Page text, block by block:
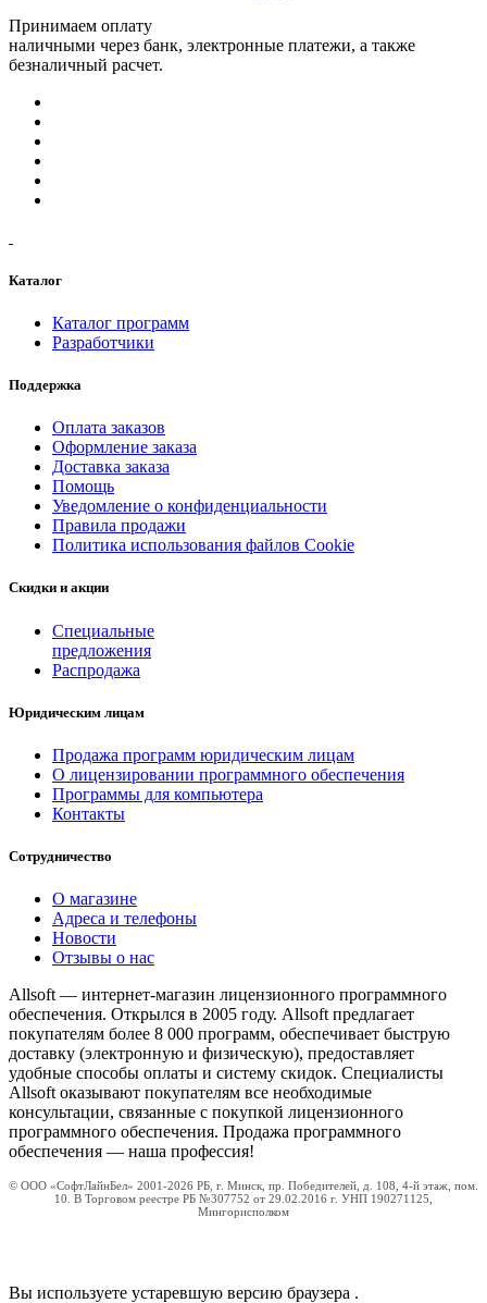
Принимаем оплату
наличными через банк, электронные платежи, а также
безналичный расчет.
Каталог
Каталог программ
Разработчики
Поддержка
Оплата заказов
Оформление заказа
Доставка заказа
Помощь
Уведомление о конфиденциальности
Правила продажи
Политика использования файлов Cookie
Скидки и акции
Специальные
предложения
Распродажа
Юридическим лицам
Продажа программ юридическим лицам
О лицензировании программного обеспечения
Программы для компьютера
Контакты
Сотрудничество
О магазине
Адреса и телефоны
Новости
Отзывы о нас
Allsoft — интернет-магазин лицензионного программного
обеспечения. Открылся в 2005 году. Allsoft предлагает
покупателям более 8 000 программ, обеспечивает быструю
доставку (электронную и физическую), предоставляет
удобные способы оплаты и систему скидок. Специалисты
Allsoft оказывают покупателям все необходимые
консультации, связанные с покупкой лицензионного
программного обеспечения. Продажа программного
обеспечения — наша профессия!
© ООО «СофтЛайнБел» 2001-2026 РБ, г. Минск, пр. Победителей, д. 108, 4-й этаж, пом.
10. В Торговом реестре РБ №307752 от 29.02.2016 г. УНП 190271125,
Мингорисполком
Вы используете устаревшую версию браузера .